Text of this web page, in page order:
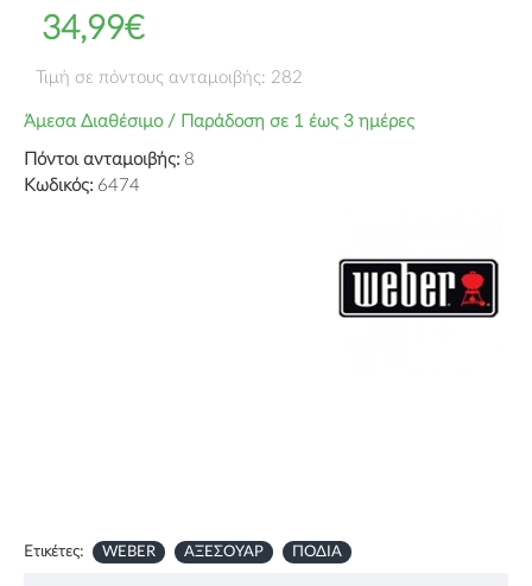
Άμεσα Διαθέσιμο / Παράδοση σε 1 έως 3 ημέρες
Πόντοι ανταμοιβής: 8
Κωδικός: 6474
34,99€
Τιμή σε πόντους ανταμοιβής: 282
Ετικέτες: WEBER ΑΞΕΣΟΥΑΡ ΠΟΔΙΑ